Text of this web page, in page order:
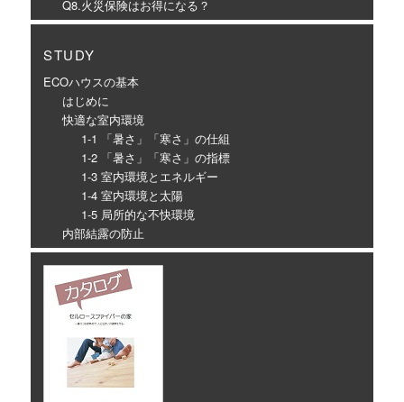
Q8.火災保険はお得になる？
STUDY
ECOハウスの基本
はじめに
快適な室内環境
1-1 「暑さ」「寒さ」の仕組
1-2 「暑さ」「寒さ」の指標
1-3 室内環境とエネルギー
1-4 室内環境と太陽
1-5 局所的な不快環境
内部結露の防止